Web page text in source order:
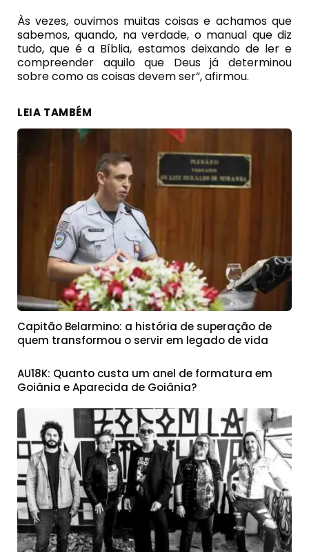
Às vezes, ouvimos muitas coisas e achamos que
sabemos, quando, na verdade, o manual que diz
tudo, que é a Bíblia, estamos deixando de ler e
compreender aquilo que Deus já determinou
sobre como as coisas devem ser”, afirmou.
LEIA TAMBÉM
Capitão Belarmino: a história de superação de
quem transformou o servir em legado de vida
AU18K: Quanto custa um anel de formatura em
Goiânia e Aparecida de Goiânia?